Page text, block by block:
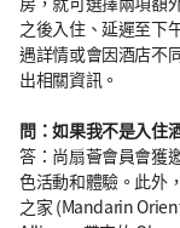
之後入住、延遲至下
遇詳情或會因酒店不
出相關資訊。
問：如果我不是入住
答：尚扇薈會員會獲
色活動和體驗。此外
之家 (Mandarin